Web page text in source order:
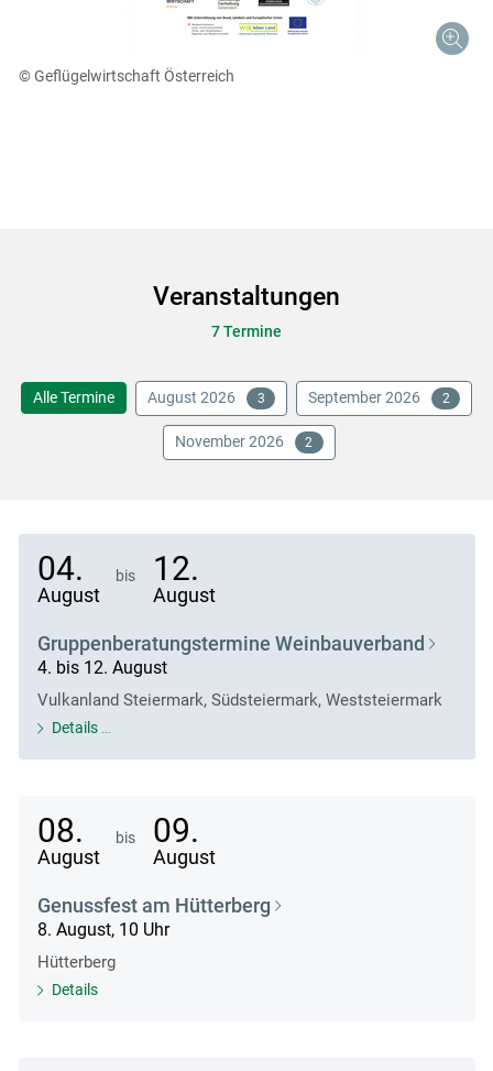
© Geflügelwirtschaft Österreich
Veranstaltungen
7 Termine
Alle Termine August 2026 3 September 2026 2
November 2026 2
04.
August
bis 12.
August
Gruppenberatungstermine Weinbauverband
4. bis 12. August
Vulkanland Steiermark, Südsteiermark, Weststeiermark
Details
08.
August
bis 09.
August
Genussfest am Hütterberg
8. August, 10 Uhr
Hütterberg
Details